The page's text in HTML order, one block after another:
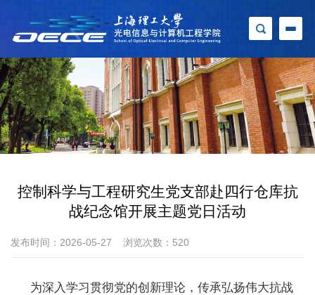
控制科学与工程研究生党支部赴四行仓库抗
战纪念馆开展主题党日活动
发布时间：2026-05-27 浏览次数： 520
为深入学习贯彻党的创新理论，传承弘扬伟大抗战